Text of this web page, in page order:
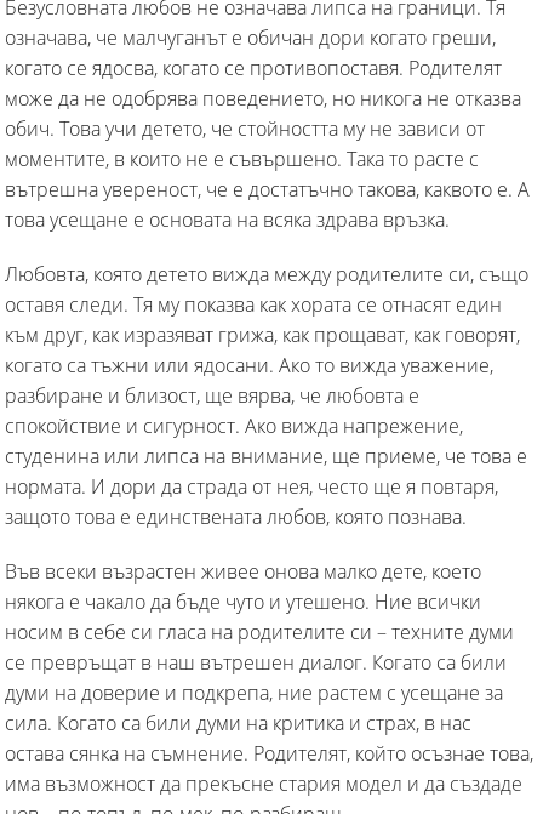
Безусловната любов не означава липса на граници. Тя
означава, че малчуганът е обичан дори когато греши,
когато се ядосва, когато се противопоставя. Родителят
може да не одобрява поведението, но никога не отказва
обич. Това учи детето, че стойността му не зависи от
моментите, в които не е съвършено. Така то расте с
вътрешна увереност, че е достатъчно такова, каквото е. А
това усещане е основата на всяка здрава връзка.
Любовта, която детето вижда между родителите си, също
оставя следи. Тя му показва как хората се отнасят един
към друг, как изразяват грижа, как прощават, как говорят,
когато са тъжни или ядосани. Ако то вижда уважение,
разбиране и близост, ще вярва, че любовта е
спокойствие и сигурност. Ако вижда напрежение,
студенина или липса на внимание, ще приеме, че това е
нормата. И дори да страда от нея, често ще я повтаря,
защото това е единствената любов, която познава.
Във всеки възрастен живее онова малко дете, което
някога е чакало да бъде чуто и утешено. Ние всички
носим в себе си гласа на родителите си – техните думи
се превръщат в наш вътрешен диалог. Когато са били
думи на доверие и подкрепа, ние растем с усещане за
сила. Когато са били думи на критика и страх, в нас
остава сянка на съмнение. Родителят, който осъзнае това,
има възможност да прекъсне стария модел и да създаде